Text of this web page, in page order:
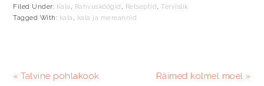
Filed Under: Kala , Rahvusköögid , Retseptid ,Tervislik
Tagged With: kala , kala ja mereannid
Previous
« Talvine pohlakook
Järgmine
Räimed kolmel moel »